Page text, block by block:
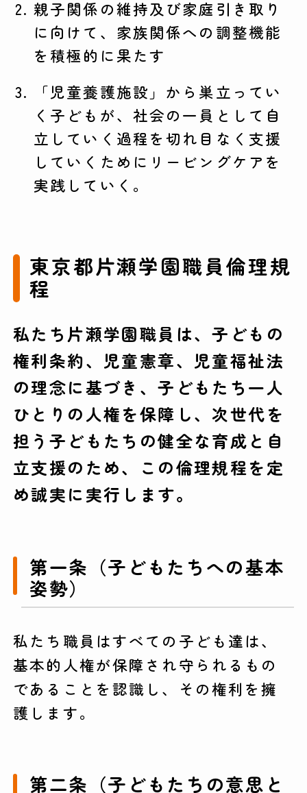
親子関係の維持及び家庭引き取り
に向けて、家族関係への調整機能
を積極的に果たす
「児童養護施設」から巣立ってい
く子どもが、社会の一員として自
立していく過程を切れ目なく支援
していくためにリービングケアを
実践していく。
東京都片瀬学園職員倫理規
程
私たち片瀬学園職員は、子どもの
権利条約、児童憲章、児童福祉法
の理念に基づき、子どもたち一人
ひとりの人権を保障し、次世代を
担う子どもたちの健全な育成と自
立支援のため、この倫理規程を定
め誠実に実行します。
第一条（子どもたちへの基本
姿勢）
私たち職員はすべての子ども達は、
基本的人権が保障され守られるもの
であることを認識し、その権利を擁
護します。
第二条（子どもたちの意思と